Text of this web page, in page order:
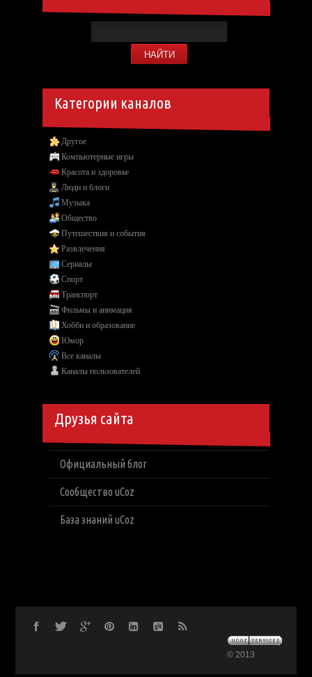
Категории каналов
Другое
Компьютерные игры
Красота и здоровье
Люди и блоги
Музыка
Общество
Путешествия и события
Развлечения
Сериалы
Спорт
Транспорт
Фильмы и анимация
Хобби и образование
Юмор
Все каналы
Каналы пользователей
Друзья сайта
Официальный блог
Сообщество uCoz
База знаний uCoz
© 2013